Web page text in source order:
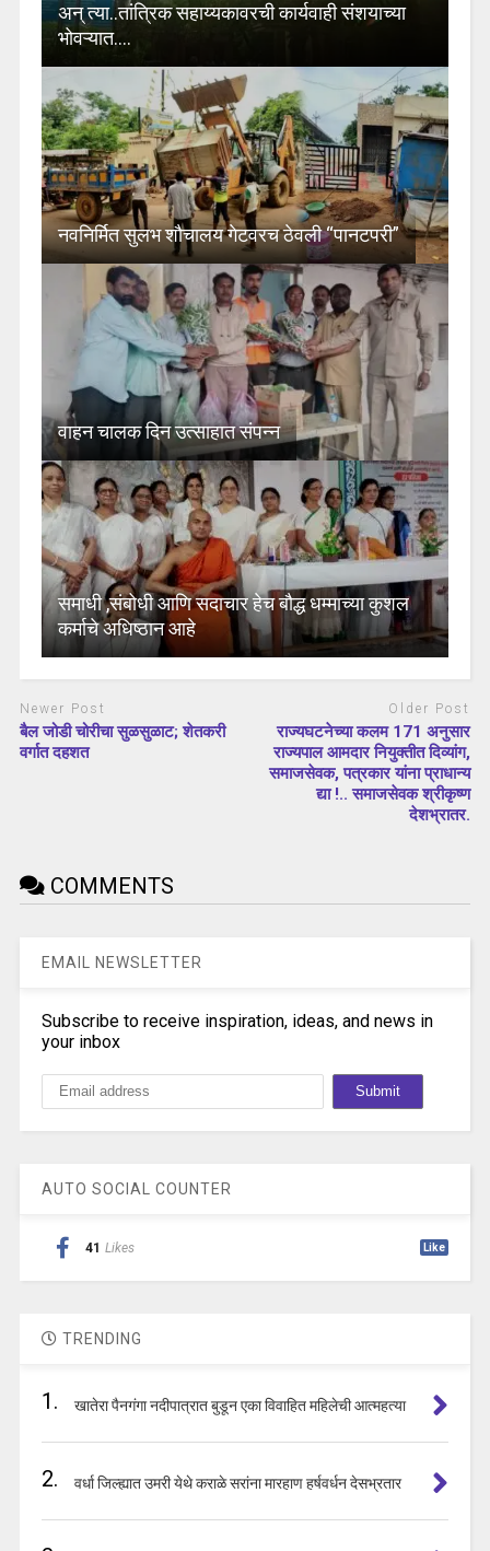
अन् त्या..तांत्रिक सहाय्यकावरची कार्यवाही संशयाच्या
भोवऱ्यात….
नवनिर्मित सुलभ शौचालय गेटवरच ठेवली “पानटपरी”
वाहन चालक दिन उत्साहात संपन्न
समाधी ,संबोधी आणि सदाचार हेच बौद्ध धम्माच्या कुशल
कर्माचे अधिष्ठान आहे
Newer Post
बैल जोडी चोरीचा सुळसुळाट; शेतकरी
वर्गात दहशत
Older Post
राज्यघटनेच्या कलम 171 अनुसार
राज्यपाल आमदार नियुक्तीत दिव्यांग,
समाजसेवक, पत्रकार यांना प्राधान्य
द्या !.. समाजसेवक श्रीकृष्ण
देशभ्रातर.
COMMENTS
EMAIL NEWSLETTER
Subscribe to receive inspiration, ideas, and news in
your inbox
AUTO SOCIAL COUNTER
41 Likes Like
TRENDING
1. खातेरा पैनगंगा नदीपात्रात बुडून एका विवाहित महिलेची आत्महत्या
2. वर्धा जिल्ह्यात उमरी येथे कराळे सरांना मारहाण हर्षवर्धन देसभ्रतार